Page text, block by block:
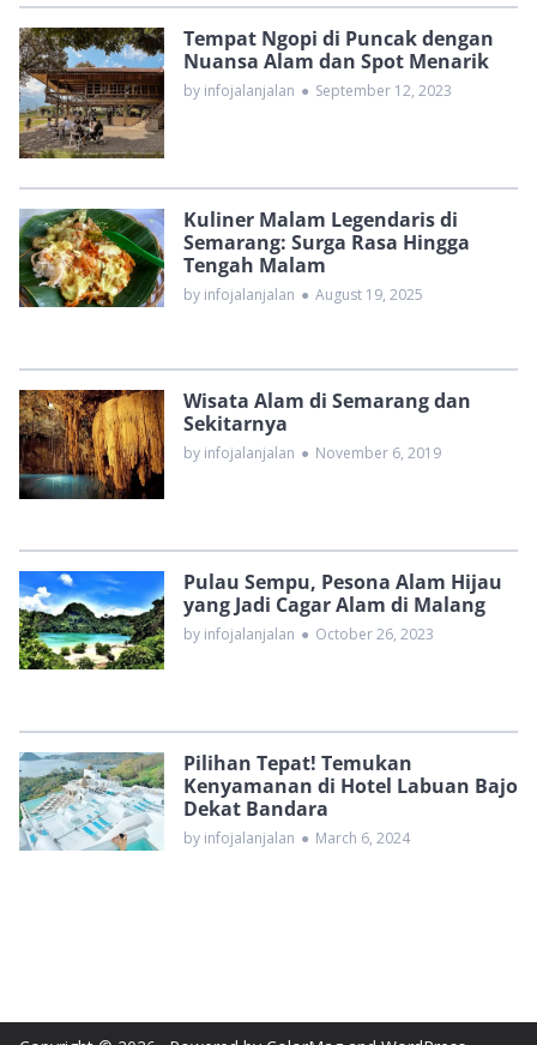
Tempat Ngopi di Puncak dengan
Nuansa Alam dan Spot Menarik
by infojalanjalan ● September 12, 2023
Kuliner Malam Legendaris di
Semarang: Surga Rasa Hingga
Tengah Malam
by infojalanjalan ● August 19, 2025
Wisata Alam di Semarang dan
Sekitarnya
by infojalanjalan ● November 6, 2019
Pulau Sempu, Pesona Alam Hijau
yang Jadi Cagar Alam di Malang
by infojalanjalan ● October 26, 2023
Pilihan Tepat! Temukan
Kenyamanan di Hotel Labuan Bajo
Dekat Bandara
by infojalanjalan ● March 6, 2024